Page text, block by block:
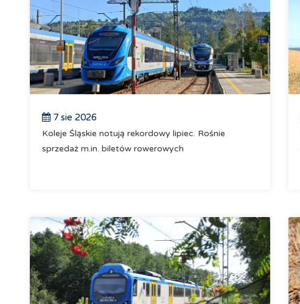
7 sie 2026
Koleje Śląskie notują rekordowy lipiec. Rośnie
sprzedaż m.in. biletów rowerowych